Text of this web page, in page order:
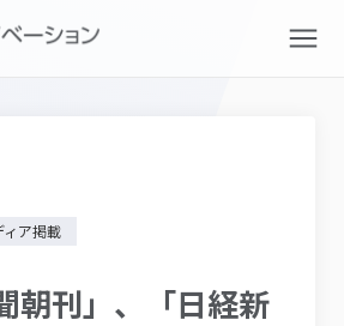
ィア掲載
朝刊」、「日経新